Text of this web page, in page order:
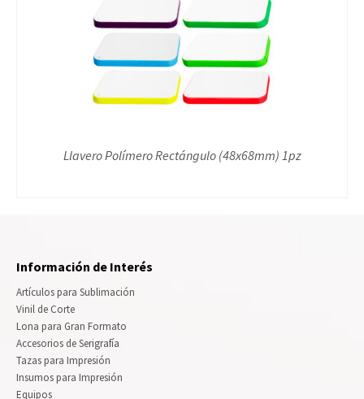
Llavero Polímero Rectángulo (48x68mm) 1pz
Información de Interés
Artículos para Sublimación
Vinil de Corte
Lona para Gran Formato
Accesorios de Serigrafía
Tazas para Impresión
Insumos para Impresión
Equipos